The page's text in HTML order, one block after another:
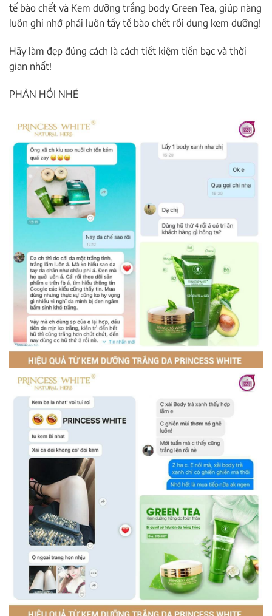
tế bào chết và Kem dưỡng trắng body Green Tea, giúp nàng
luôn ghi nhớ phải luôn tẩy tế bào chết rồi dung kem dưỡng!
Hãy làm đẹp đúng cách là cách tiết kiệm tiền bạc và thời
gian nhất!
PHẢN HỒI NHÉ